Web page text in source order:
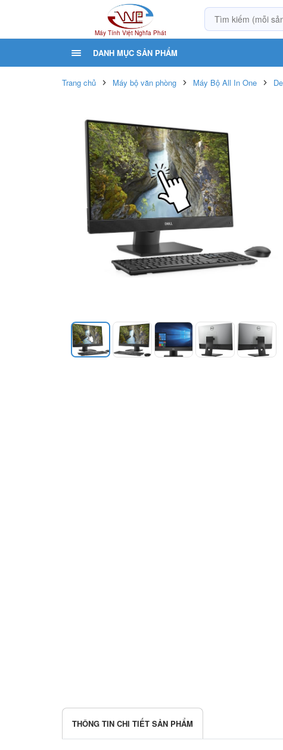
Máy Tính Việt Nghĩa Phát
DANH MỤC SẢN PHẨM
Trang chủ Máy bộ văn phòng Máy Bộ All In One
THÔNG TIN CHI TIẾT SẢN PHẨM